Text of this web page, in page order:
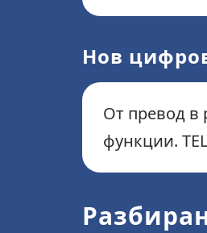
Нов
От превод в
функции.